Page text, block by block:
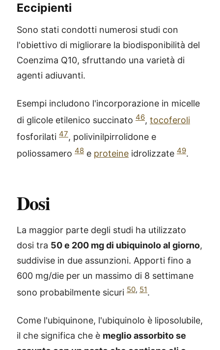
Eccipienti
Sono stati condotti numerosi studi con
l'obiettivo di migliorare la biodisponibilità del
Coenzima Q10, sfruttando una varietà di
agenti adiuvanti.
Esempi includono l'incorporazione in micelle
di glicole etilenico succinato 46, tocoferoli
fosforilati 47, polivinilpirrolidone e
poliossamero 48 e proteine idrolizzate 49.
Dosi
La maggior parte degli studi ha utilizzato
dosi tra 50 e 200 mg di ubiquinolo al giorno,
suddivise in due assunzioni. Apporti fino a
600 mg/die per un massimo di 8 settimane
sono probabilmente sicuri 50, 51.
Come l'ubiquinone, l'ubiquinolo è liposolubile,
il che significa che è meglio assorbito se